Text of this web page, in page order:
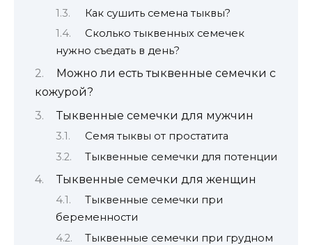
Как сушить семена тыквы?
Сколько тыквенных семечек
нужно съедать в день?
Можно ли есть тыквенные семечки с
кожурой?
Тыквенные семечки для мужчин
Семя тыквы от простатита
Тыквенные семечки для потенции
Тыквенные семечки для женщин
Тыквенные семечки при
беременности
Тыквенные семечки при грудном